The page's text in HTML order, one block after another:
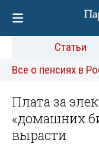
Статьи
Все о пенсиях в
Плата за
«домашних
вырасти